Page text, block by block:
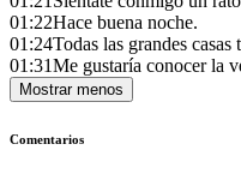
01:22Hace buena noche.
01:24Todas las grandes
01:31Me gustaría conocer la
Mostrar menos
Comentarios